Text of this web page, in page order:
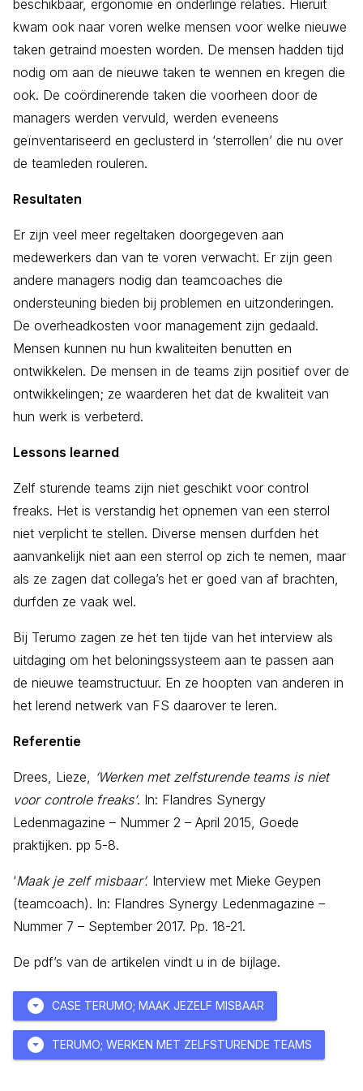
beschikbaar, ergonomie en onderlinge relaties. Hieruit
kwam ook naar voren welke mensen voor welke nieuwe
taken getraind moesten worden. De mensen hadden tijd
nodig om aan de nieuwe taken te wennen en kregen die
ook. De coördinerende taken die voorheen door de
managers werden vervuld, werden eveneens
geïnventariseerd en geclusterd in ‘sterrollen’ die nu over
de teamleden rouleren.
Resultaten
Er zijn veel meer regeltaken doorgegeven aan
medewerkers dan van te voren verwacht. Er zijn geen
andere managers nodig dan teamcoaches die
ondersteuning bieden bij problemen en uitzonderingen.
De overheadkosten voor management zijn gedaald.
Mensen kunnen nu hun kwaliteiten benutten en
ontwikkelen. De mensen in de teams zijn positief over de
ontwikkelingen; ze waarderen het dat de kwaliteit van
hun werk is verbeterd.
Lessons learned
Zelf sturende teams zijn niet geschikt voor control
freaks. Het is verstandig het opnemen van een sterrol
niet verplicht te stellen. Diverse mensen durfden het
aanvankelijk niet aan een sterrol op zich te nemen, maar
als ze zagen dat collega’s het er goed van af brachten,
durfden ze vaak wel.
Bij Terumo zagen ze het ten tijde van het interview als
uitdaging om het beloningssysteem aan te passen aan
de nieuwe teamstructuur. En ze hoopten van anderen in
het lerend netwerk van FS daarover te leren.
Referentie
Drees, Lieze, ‘Werken met zelfsturende teams is niet
voor controle freaks’. In: Flandres Synergy
Ledenmagazine – Nummer 2 – April 2015, Goede
praktijken. pp 5-8.
‘Maak je zelf misbaar’. Interview met Mieke Geypen
(teamcoach). In: Flandres Synergy Ledenmagazine –
Nummer 7 – September 2017. Pp. 18-21.
De pdf’s van de artikelen vindt u in de bijlage.
arrow_drop_down_circle CASE TERUMO; MAAK JEZELF MISBAAR
arrow_drop_down_circle TERUMO; WERKEN MET ZELFSTURENDE TEAMS